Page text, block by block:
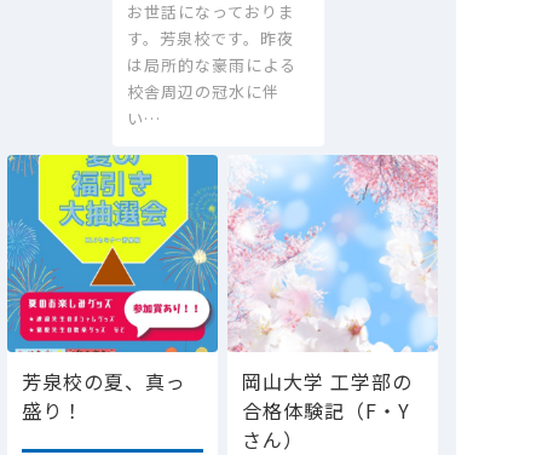
お世話になっておりま
す。芳泉校です。昨夜
は局所的な豪雨による
校舎周辺の冠水に伴
い…
芳泉校の夏、真っ
盛り！
岡山大学 工学部の
合格体験記（F・Y
さん）